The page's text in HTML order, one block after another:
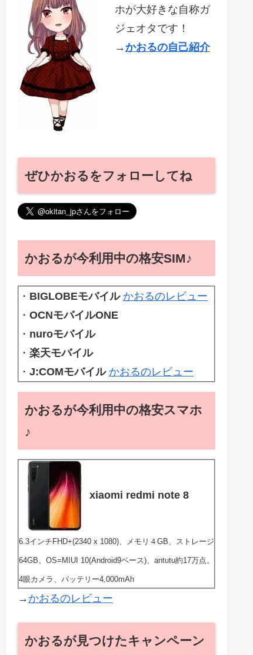
ホが大好きな自称ガ
ジェオタです！
→かおるの自己紹介
ぜひかおるをフォローしてね
かおるが今利用中の格安SIM♪
・ BIGLOBEモバイル かおるのレビュー
・ OCNモバイルONE
・ nuroモバイル
・ 楽天モバイル
・ J:COMモバイル かおるのレビュー
かおるが今利用中の格安スマホ
♪
xiaomi redmi note 8
6.3インチFHD+(2340 x 1080)、メモリ４GB、ストレージ
64GB、OS=MIUI 10(Android9ベース)、antutu約17万点。
4眼カメラ、バッテリー4,000mAh
→かおるのレビュー
かおるが見つけたキャンペーン